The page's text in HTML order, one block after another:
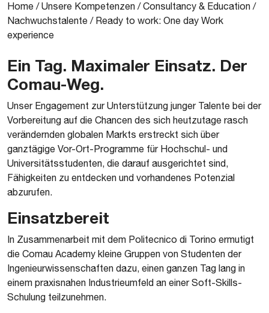
Home /Unsere Kompetenzen /Consultancy & Education /
Nachwuchstalente / Ready to work: One day Work
experience
Ein Tag. Maximaler Einsatz. Der
Comau-Weg.
​Unser Engagement zur Unterstützung junger Talente bei der
Vorbereitung auf die Chancen des sich heutzutage rasch
verändernden globalen Markts erstreckt sich über
ganztägige Vor-Ort-Programme für Hochschul- und
Universitätsstudenten, die darauf ausgerichtet sind,
Fähigkeiten zu entdecken und vorhandenes Potenzial
abzurufen.
Einsatzbereit
In Zusammenarbeit mit dem Politecnico di Torino ermutigt
die Comau Academy kleine Gruppen von Studenten der
Ingenieurwissenschaften dazu, einen ganzen Tag lang in
einem praxisnahen Industrieumfeld an einer Soft-Skills-
Schulung teilzunehmen.